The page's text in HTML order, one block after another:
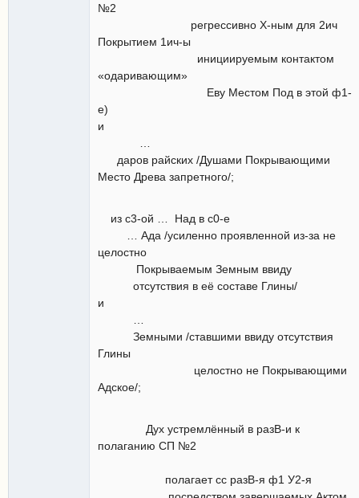
№2
регрессивно Х-ным для 2ич
Покрытием 1ич-ы
инициируемым контактом
«одаривающим»
Еву Местом Под в этой ф1-
е)
и
даров райских /Душами Покрывающими
Место Древа запретного/;
из с3-ой … Над в с0-е
… Ада /усиленно проявленной из-за не
целостно
Покрываемым Земным ввиду
отсутствия в её составе Глины/
и
Земными /ставшими ввиду отсутствия
Глины
целостно не Покрывающими
Адское/;
Дух устремлённый в разВ-и к
полаганию СП №2
полагает сс разВ-я ф1 У2-я